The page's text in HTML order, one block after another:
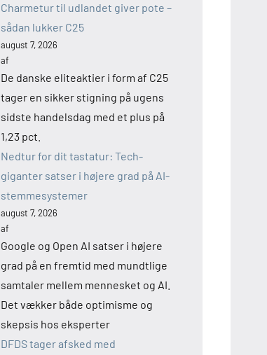
Charmetur til udlandet giver pote –
sådan lukker C25
august 7, 2026
af
De danske eliteaktier i form af C25
tager en sikker stigning på ugens
sidste handelsdag med et plus på
1,23 pct.
Nedtur for dit tastatur: Tech-
giganter satser i højere grad på AI-
stemmesystemer
august 7, 2026
af
Google og Open AI satser i højere
grad på en fremtid med mundtlige
samtaler mellem mennesket og AI.
Det vækker både optimisme og
skepsis hos eksperter
DFDS tager afsked med